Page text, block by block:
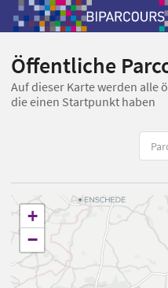
Öffentliche
Auf dieser Karte werden alle
die einen Startpunkt haben
+
−